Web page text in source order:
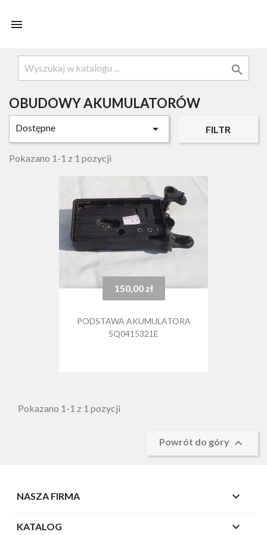


OBUDOWY AKUMULATORÓW
Dostępne  FILTR
Pokazano 1-1 z 1 pozycji
Cena150,00 zł
PODSTAWA AKUMULATORA
5Q0415321E
Pokazano 1-1 z 1 pozycji
Powrót do góry 
NASZA FIRMA 
KATALOG 